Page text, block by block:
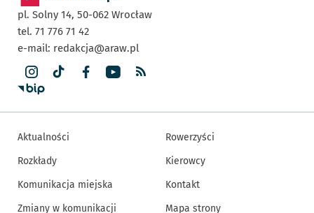
pl. Solny 14, 50-062 Wrocław
tel. 71 776 71 42
e-mail: redakcja@araw.pl
Aktualności
Rozkłady
Komunikacja miejska
Zmiany w komunikacji
Rowerzyści
Kierowcy
Kontakt
Mapa strony